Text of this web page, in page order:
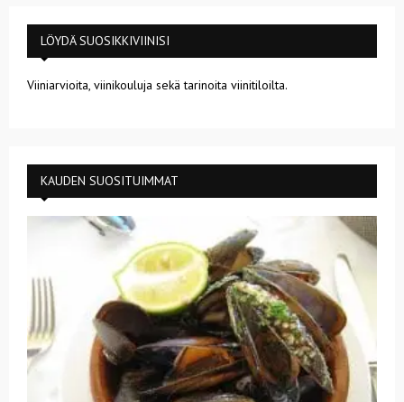
LÖYDÄ SUOSIKKIVIINISI
Viiniarvioita, viinikouluja sekä tarinoita viinitiloilta.
KAUDEN SUOSITUIMMAT